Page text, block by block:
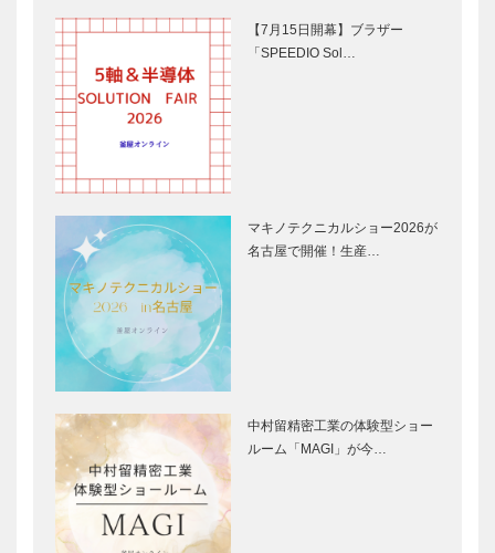
【7月15日開幕】ブラザー
「SPEEDIO Sol…
マキノテクニカルショー2026が
名古屋で開催！生産…
中村留精密工業の体験型ショー
ルーム「MAGI」が今…